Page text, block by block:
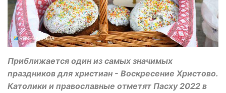
Приближается один из самых значимых
праздников для христиан - Воскресение Христово.
Католики и православные отметят Пасху 2022 в